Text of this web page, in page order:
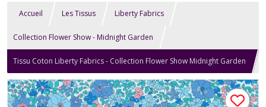
Accueil Les Tissus Liberty Fabrics
Collection Flower Show - Midnight Garden
Tissu Coton Liberty Fabrics - Collection Flower Show Midnight Garden
- Arley Garden